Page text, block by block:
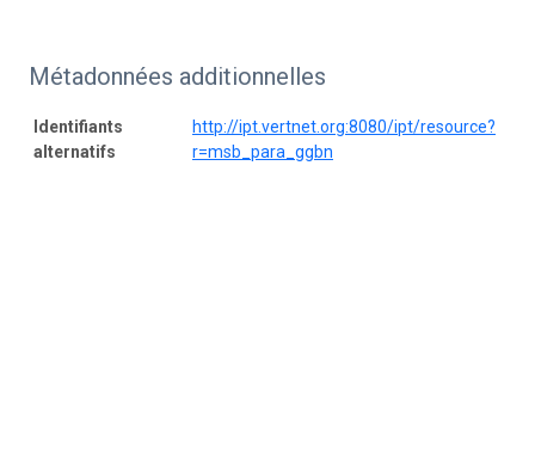
Métadonnées additionnelles
Identifiants
alternatifs
http://ipt.vertnet.org:8080/ipt/resource?
r=msb_para_ggbn